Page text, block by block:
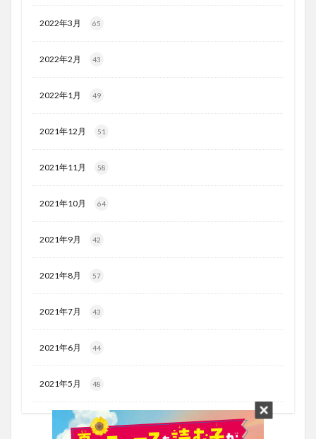
2022年3月 65
2022年2月 43
2022年1月 49
2021年12月 51
2021年11月 58
2021年10月 64
2021年9月 42
2021年8月 57
2021年7月 43
2021年6月 44
2021年5月 48